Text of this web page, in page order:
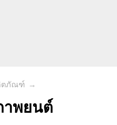
ตภัณฑ์ →
าพยนต์